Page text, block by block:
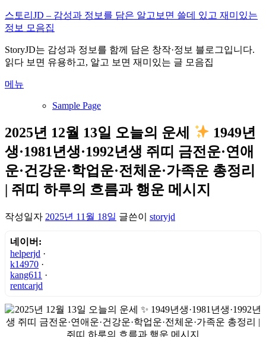
내
용
로
바
가
스토리JD – 감성과 정보를 담은 알고보면 쓸데 있고 재미있는
정보 모음집
StoryJD는 감성과 정보를 함께 담은 창작·정보 블로그입니다.
읽다 보면 유용하고, 알고 보면 재미있는 글 모음집
메뉴
Sample Page
2025년 12월 13일 오늘의 운세
1949년
생·1981년생·1992년생 쥐띠 금전운·연애
운·건강운·학업운·전체운·가족운 총정리
| 쥐띠 하루의 흐름과 행운 메시지
작성일자 2025년 11월 18일 글쓴이 storyjd
네이버:
helperjd ·
k14970 ·
kang611 ·
rentcarjd